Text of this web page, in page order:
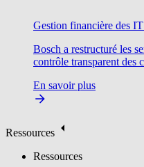
Gestion financière des
Bosch a restructuré les
contrôle transparent des
En savoir plus
Ressources
Ressources